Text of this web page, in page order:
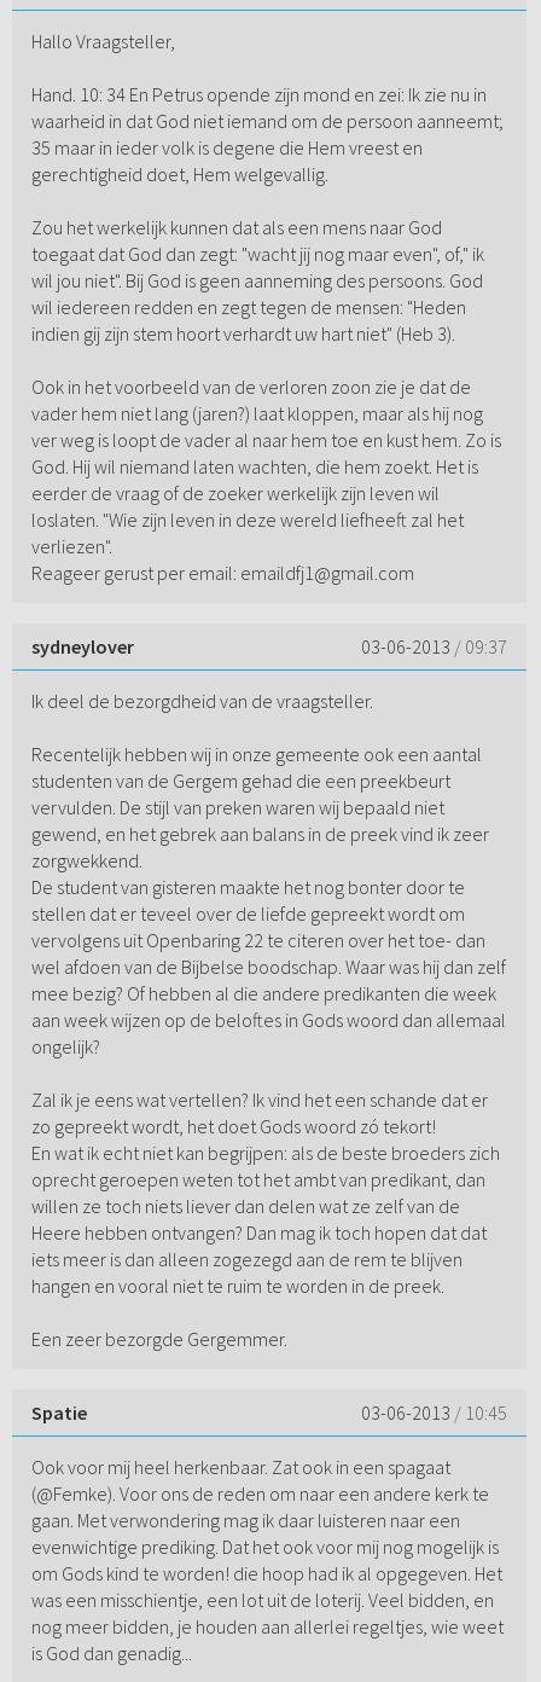
Hallo Vraagsteller,
Hand. 10: 34 En Petrus opende zijn mond en zei: Ik zie nu in
waarheid in dat God niet iemand om de persoon aanneemt;
35 maar in ieder volk is degene die Hem vreest en
gerechtigheid doet, Hem welgevallig.
Zou het werkelijk kunnen dat als een mens naar God
toegaat dat God dan zegt: "wacht jij nog maar even", of," ik
wil jou niet". Bij God is geen aanneming des persoons. God
wil iedereen redden en zegt tegen de mensen: "Heden
indien gij zijn stem hoort verhardt uw hart niet" (Heb 3).
Ook in het voorbeeld van de verloren zoon zie je dat de
vader hem niet lang (jaren?) laat kloppen, maar als hij nog
ver weg is loopt de vader al naar hem toe en kust hem. Zo is
God. Hij wil niemand laten wachten, die hem zoekt. Het is
eerder de vraag of de zoeker werkelijk zijn leven wil
loslaten. "Wie zijn leven in deze wereld liefheeft zal het
verliezen".
Reageer gerust per email: emaildfj1@gmail.com
sydneylover 03-06-2013 / 09:37
Ik deel de bezorgdheid van de vraagsteller.
Recentelijk hebben wij in onze gemeente ook een aantal
studenten van de Gergem gehad die een preekbeurt
vervulden. De stijl van preken waren wij bepaald niet
gewend, en het gebrek aan balans in de preek vind ik zeer
zorgwekkend.
De student van gisteren maakte het nog bonter door te
stellen dat er teveel over de liefde gepreekt wordt om
vervolgens uit Openbaring 22 te citeren over het toe- dan
wel afdoen van de Bijbelse boodschap. Waar was hij dan zelf
mee bezig? Of hebben al die andere predikanten die week
aan week wijzen op de beloftes in Gods woord dan allemaal
ongelijk?
Zal ik je eens wat vertellen? Ik vind het een schande dat er
zo gepreekt wordt, het doet Gods woord zó tekort!
En wat ik echt niet kan begrijpen: als de beste broeders zich
oprecht geroepen weten tot het ambt van predikant, dan
willen ze toch niets liever dan delen wat ze zelf van de
Heere hebben ontvangen? Dan mag ik toch hopen dat dat
iets meer is dan alleen zogezegd aan de rem te blijven
hangen en vooral niet te ruim te worden in de preek.
Een zeer bezorgde Gergemmer.
Spatie 03-06-2013 / 10:45
Ook voor mij heel herkenbaar. Zat ook in een spagaat
(@Femke). Voor ons de reden om naar een andere kerk te
gaan. Met verwondering mag ik daar luisteren naar een
evenwichtige prediking. Dat het ook voor mij nog mogelijk is
om Gods kind te worden! die hoop had ik al opgegeven. Het
was een misschientje, een lot uit de loterij. Veel bidden, en
nog meer bidden, je houden aan allerlei regeltjes, wie weet
is God dan genadig...